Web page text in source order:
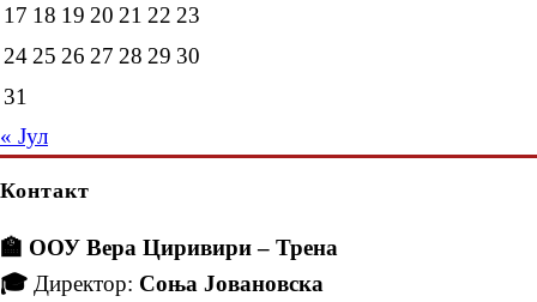
17 18 19 20 21 22 23
24 25 26 27 28 29 30
31
« Јул
Контакт
🏫 ООУ Вера Циривири – Трена
🎓 Директор: Соња Јовановска